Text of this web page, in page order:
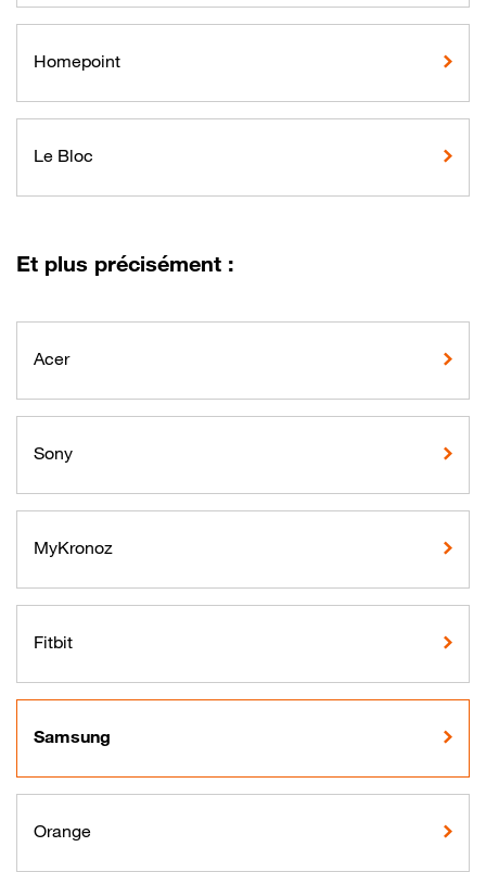
Homepoint
Le Bloc
Et plus précisément :
Acer
Sony
MyKronoz
Fitbit
Samsung
Orange